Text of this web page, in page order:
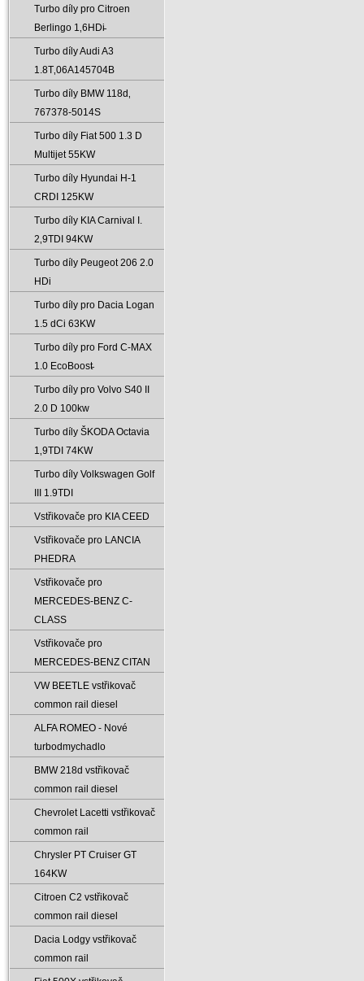
Turbo díly pro Citroen
Berlingo 1‚6HDi̵
Turbo díly Audi A3
1.8T‚06A145704B
Turbo díly BMW 118d‚
767378-5014S
Turbo díly Fiat 500 1.3 D
Multijet 55KW
Turbo díly Hyundai H-1
CRDI 125KW
Turbo díly KIA Carnival I.
2‚9TDI 94KW
Turbo díly Peugeot 206 2.0
HDi
Turbo díly pro Dacia Logan
1.5 dCi 63KW
Turbo díly pro Ford C-MAX
1.0 EcoBoost̵
Turbo díly pro Volvo S40 II
2.0 D 100kw
Turbo díly ŠKODA Octavia
1‚9TDI 74KW
Turbo díly Volkswagen Golf
III 1.9TDI
Vstřikovače pro KIA CEED
Vstřikovače pro LANCIA
PHEDRA
Vstřikovače pro
MERCEDES-BENZ C-
CLASS
Vstřikovače pro
MERCEDES-BENZ CITAN
VW BEETLE vstřikovač
common rail diesel
ALFA ROMEO - Nové
turbodmychadlo
BMW 218d vstřikovač
common rail diesel
Chevrolet Lacetti vstřikovač
common rail
Chrysler PT Cruiser GT
164KW
Citroen C2 vstřikovač
common rail diesel
Dacia Lodgy vstřikovač
common rail